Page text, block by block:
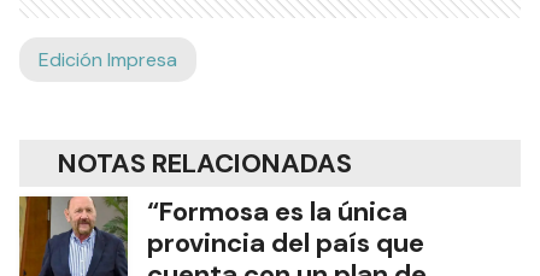
Edición Impresa
NOTAS RELACIONADAS
“Formosa es la única
provincia del país que